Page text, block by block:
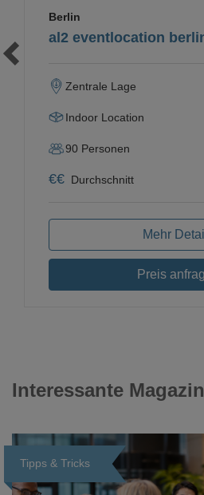
al2 eventlocation
Berlin
Zentrale Lage
Indoor Location
90 Personen
€€ Durchschnitt
Mehr
Preis
Interessante
Tipps & Tricks